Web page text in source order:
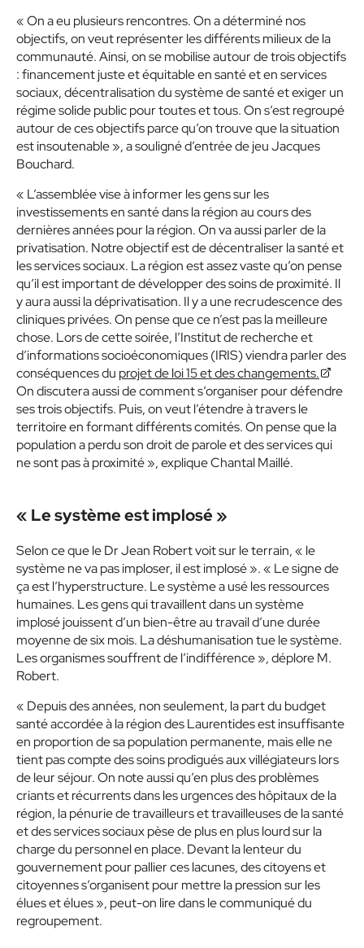
« On a eu plusieurs rencontres. On a déterminé nos
objectifs, on veut représenter les différents milieux de la
communauté. Ainsi, on se mobilise autour de trois objectifs
: financement juste et équitable en santé et en services
sociaux, décentralisation du système de santé et exiger un
régime solide public pour toutes et tous. On s’est regroupé
autour de ces objectifs parce qu’on trouve que la situation
est insoutenable », a souligné d’entrée de jeu Jacques
Bouchard.
« L’assemblée vise à informer les gens sur les
investissements en santé dans la région au cours des
dernières années pour la région. On va aussi parler de la
privatisation. Notre objectif est de décentraliser la santé et
les services sociaux. La région est assez vaste qu’on pense
qu’il est important de développer des soins de proximité. Il
y aura aussi la déprivatisation. Il y a une recrudescence des
cliniques privées. On pense que ce n’est pas la meilleure
chose. Lors de cette soirée, l’Institut de recherche et
d’informations socioéconomiques (IRIS) viendra parler des
conséquences du projet de loi 15 et des changements.
On discutera aussi de comment s’organiser pour défendre
ses trois objectifs. Puis, on veut l’étendre à travers le
territoire en formant différents comités. On pense que la
population a perdu son droit de parole et des services qui
ne sont pas à proximité », explique Chantal Maillé.
« Le système est implosé »
Selon ce que le Dr Jean Robert voit sur le terrain, « le
système ne va pas imploser, il est implosé ». « Le signe de
ça est l’hyperstructure. Le système a usé les ressources
humaines. Les gens qui travaillent dans un système
implosé jouissent d’un bien-être au travail d’une durée
moyenne de six mois. La déshumanisation tue le système.
Les organismes souffrent de l’indifférence », déplore M.
Robert.
« Depuis des années, non seulement, la part du budget
santé accordée à la région des Laurentides est insuffisante
en proportion de sa population permanente, mais elle ne
tient pas compte des soins prodigués aux villégiateurs lors
de leur séjour. On note aussi qu’en plus des problèmes
criants et récurrents dans les urgences des hôpitaux de la
région, la pénurie de travailleurs et travailleuses de la santé
et des services sociaux pèse de plus en plus lourd sur la
charge du personnel en place. Devant la lenteur du
gouvernement pour pallier ces lacunes, des citoyens et
citoyennes s’organisent pour mettre la pression sur les
élues et élues », peut-on lire dans le communiqué du
regroupement.